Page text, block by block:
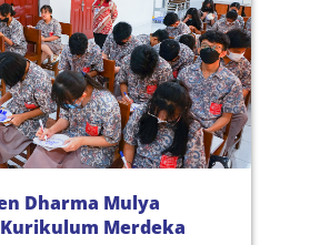
Dharma Mulya
Merdeka